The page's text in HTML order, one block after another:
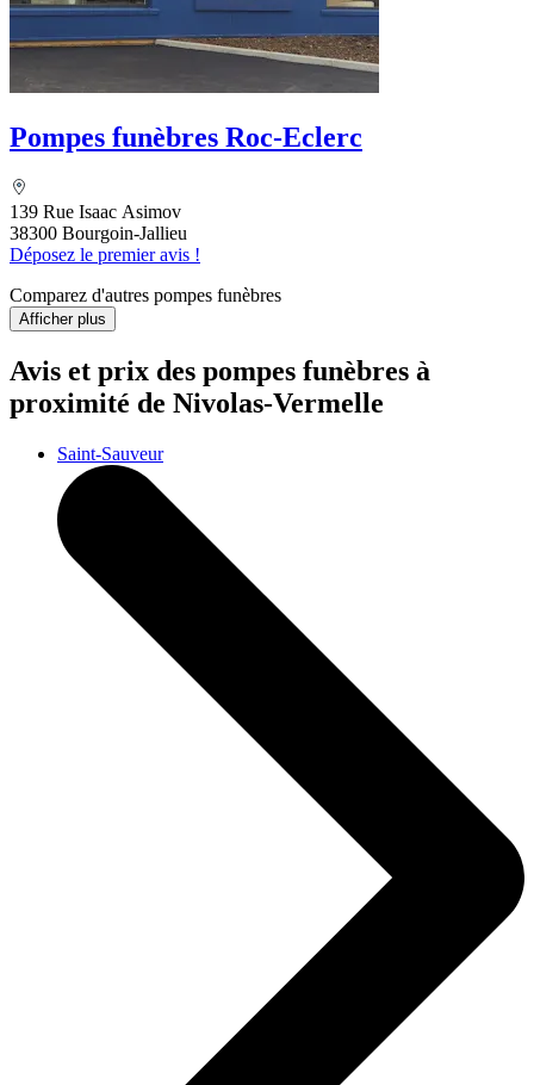
Pompes funèbres Roc-Eclerc
139 Rue Isaac Asimov
38300 Bourgoin-Jallieu
Déposez le premier avis !
Comparez d'autres pompes funèbres
Afficher plus
Avis et prix des pompes funèbres à
proximité de Nivolas-Vermelle
Saint-Sauveur